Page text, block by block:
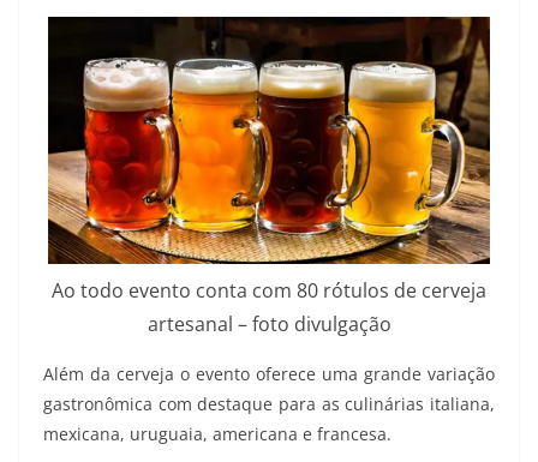
Ao todo evento conta com 80 rótulos de cerveja
artesanal – foto divulgação
Além da cerveja o evento oferece uma grande variação
gastronômica com destaque para as culinárias italiana,
mexicana, uruguaia, americana e francesa.